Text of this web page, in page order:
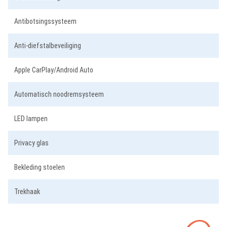
Antibotsingssysteem
Anti-diefstalbeveiliging
Apple CarPlay/Android Auto
Automatisch noodremsysteem
LED lampen
Privacy glas
Bekleding stoelen
Trekhaak